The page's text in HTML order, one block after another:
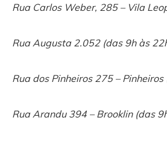
Rua Carlos Weber, 285 – Vila
Rua Augusta 2.052 (das 9h às
Rua dos Pinheiros 275 –
Rua Arandu 394 – Brooklin (das